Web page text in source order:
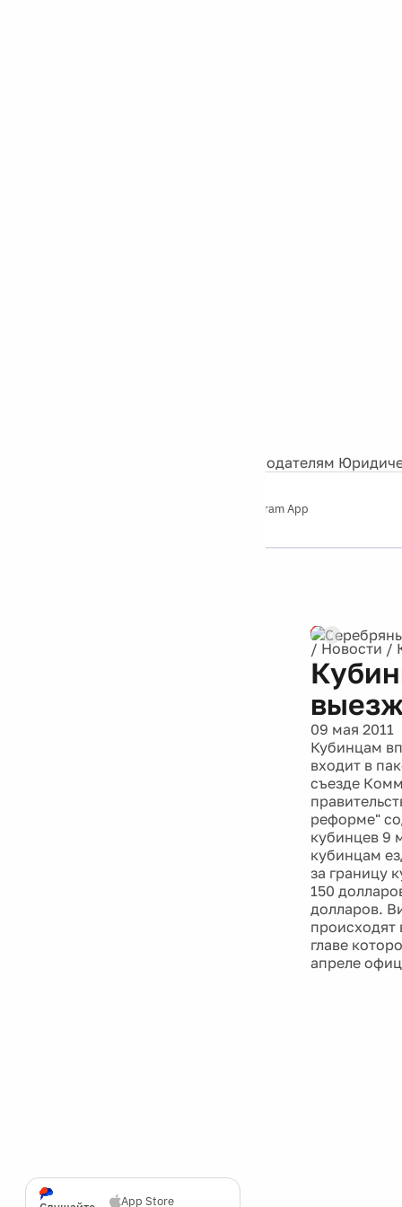
Рекламодателям
Telegram App
App Store
/ Новости /
09 мая 2011
Кубинцам
входит в
съезде
реформе"
кубинцев 9
кубинцам
за границу
150
долларов.
происходят
главе
апреле